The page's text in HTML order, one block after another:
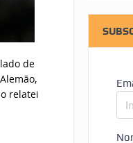
de
relatei